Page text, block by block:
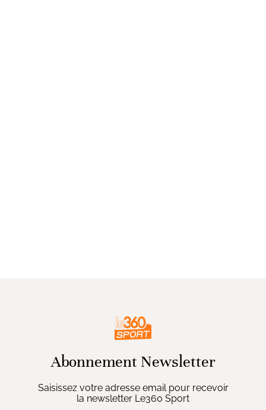
Abonnement Newsletter
Saisissez votre adresse email pour recevoir
la newsletter Le360 Sport